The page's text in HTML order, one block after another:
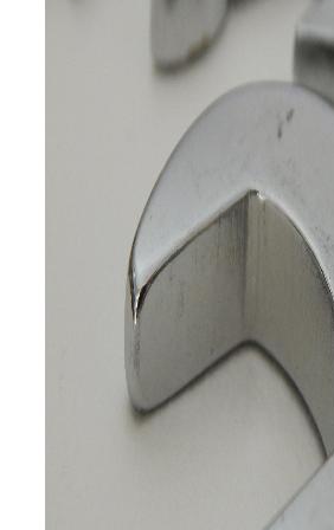
Servicio Técnico
Trabaja con nosotros